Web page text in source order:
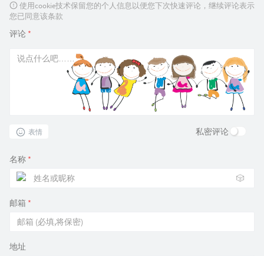
使用cookie技术保留您的个人信息以便您下次快速评论，继续评论表示
您已同意该条款
评论 *
表情 私密评论
名称 *
🎲
邮箱 *
地址